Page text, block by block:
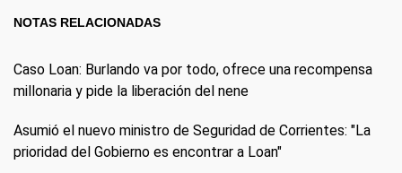
NOTAS RELACIONADAS
Caso Loan: Burlando va por todo, ofrece una recompensa
millonaria y pide la liberación del nene
Asumió el nuevo ministro de Seguridad de Corrientes: "La
prioridad del Gobierno es encontrar a Loan"